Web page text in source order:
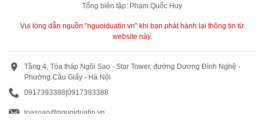
Tổng biên tập: Phạm Quốc Huy
Vui lòng dẫn nguồn "nguoiduatin.vn" khi bạn phát hành lại thông tin từ
website này.
Tầng 4, Tòa tháp Ngôi Sao - Star Tower, đường Dương Đình Nghệ -
Phường Cầu Giấy - Hà Nội
0917393388|0917393388
toasoan@nguoiduatin.vn